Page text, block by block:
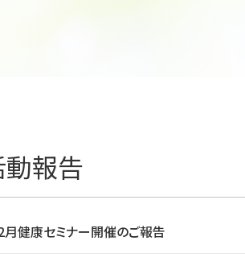
報告
月健康セミナー開催のご報告